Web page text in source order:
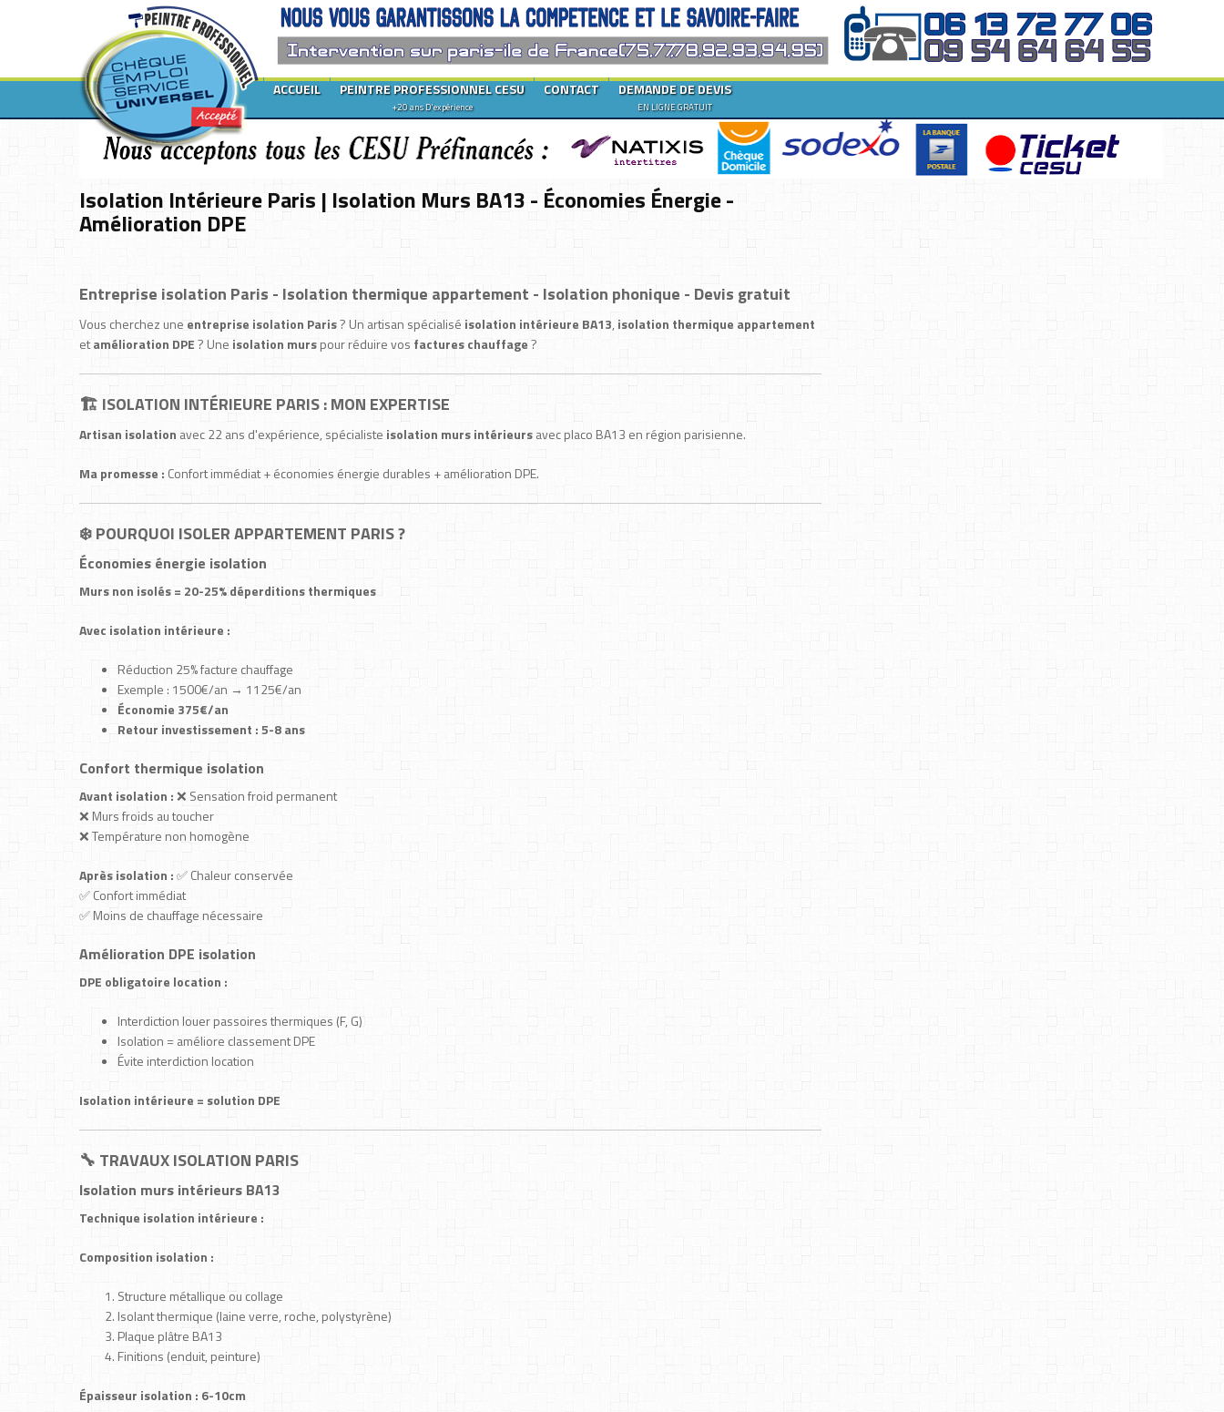
DEMANDE DE DEVIS
EN LIGNE GRATUIT
CONTACT
PEINTRE PROFESSIONNEL CESU
+20 ans D'expérience
ACCUEIL
Isolation Intérieure Paris | Isolation Murs BA13 - Économies Énergie -
Amélioration DPE
Entreprise isolation Paris - Isolation thermique appartement - Isolation phonique - Devis gratuit
Vous cherchez une entreprise isolation Paris? Un artisan spécialisé isolation intérieure BA13, isolation thermique appartement
etamélioration DPE? Une isolation murspour réduire vos factures chauffage?
🏗️ ISOLATION INTÉRIEURE PARIS : MON EXPERTISE
Artisan isolation avec 22 ans d'expérience, spécialiste isolation murs intérieursavec placo BA13 en région parisienne.
Ma promesse : Confort immédiat + économies énergie durables + amélioration DPE.
❄️ POURQUOI ISOLER APPARTEMENT PARIS ?
Économies énergie isolation
Murs non isolés = 20-25% déperditions thermiques
Avec isolation intérieure :
Réduction 25% facture chauffage
Exemple : 1500€/an → 1125€/an
Économie 375€/an
Retour investissement : 5-8 ans
Confort thermique isolation
Avant isolation :❌ Sensation froid permanent
❌ Murs froids au toucher
❌ Température non homogène
Après isolation :✅ Chaleur conservée
✅ Confort immédiat
✅ Moins de chauffage nécessaire
Amélioration DPE isolation
DPE obligatoire location :
Interdiction louer passoires thermiques (F, G)
Isolation = améliore classement DPE
Évite interdiction location
Isolation intérieure = solution DPE
🔧 TRAVAUX ISOLATION PARIS
Isolation murs intérieurs BA13
Technique isolation intérieure :
Composition isolation :
Structure métallique ou collage
Isolant thermique (laine verre, roche, polystyrène)
Plaque plâtre BA13
Finitions (enduit, peinture)
Épaisseur isolation : 6-10cm